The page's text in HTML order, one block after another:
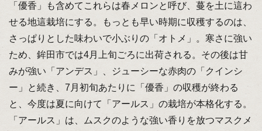
「優香」も含めてこれらは春メロンと呼び、蔓を土に這わ
せる地這栽培にする。もっとも早い時期に収穫するのは、
さっぱりとした味わいで小ぶりの「オトメ」。寒さに強い
ため、鉾田市では4月上旬ごろに出荷される。その後は甘
みが強い「アンデス」、ジューシーな赤肉の「クインシ
ー」と続き、7月初旬あたりに「優香」の収穫が終わる
と、今度は夏に向けて「アールス」の栽培が本格化する。
「アールス」は、ムスクのような強い香りを放つマスクメ